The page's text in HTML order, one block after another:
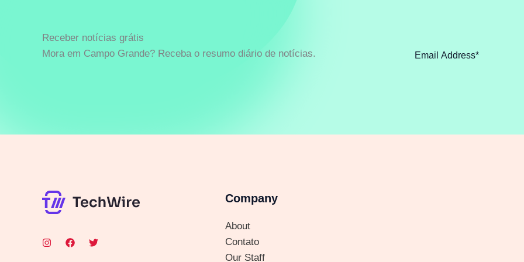
Receber notícias grátis
Mora em Campo Grande? Receba o resumo diário de notícias.
Company
About
Contato
Our Staff